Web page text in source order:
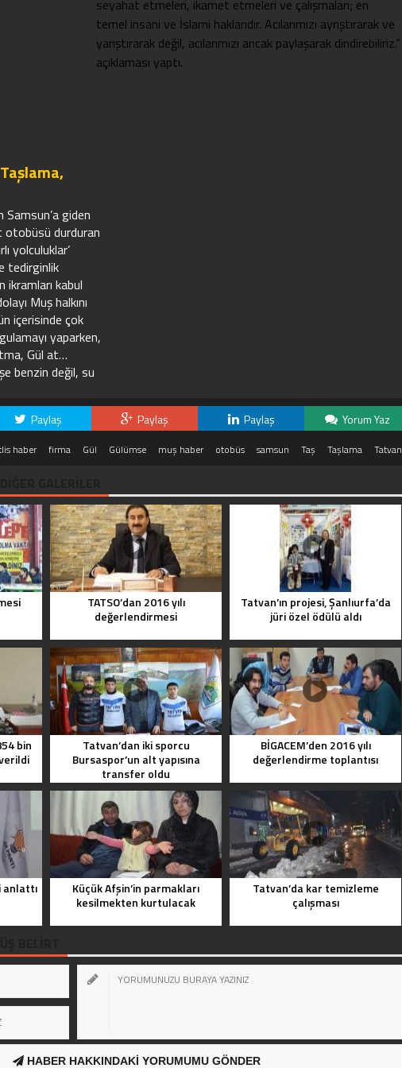
seyahat etmeleri, ikamet etmeleri ve çalışmaları; en
temel insani ve İslami haklarıdır. Acılarımızı ayrıştırarak ve
yarıştırarak değil, acılarımızı ancak paylaşarak dindirebiliriz.”
açıklaması yaptı.
giden
otobüsü durduran
yolculuklar’
tedirginlik
ikramları kabul
Muş halkını
içerisinde çok
yaparken,
Gül at…
benzin değil, su
Paylaş Paylaş Paylaş Yorum Yaz
haber firma Gül Gülümse muş haber otobüs samsun Taş Taşlama Tatvan
TATSO’dan 2016 yılı
değerlendirmesi
Tatvan’ın projesi, Şanlıurfa’da
jüri özel ödülü aldı
bin
Tatvan’dan iki sporcu
Bursaspor’un alt yapısına
transfer oldu
BİGACEM’den 2016 yılı
değerlendirme toplantısı
anlattı
Küçük Afşin’in parmakları
kesilmekten kurtulacak
Tatvan’da kar temizleme
çalışması
HABER HAKKINDAKİ YORUMUMU GÖNDER